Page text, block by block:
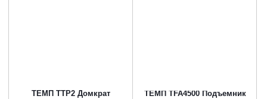
ТЕМП TTP2 Домкрат
ТЕМП TFA4500 Подъемник